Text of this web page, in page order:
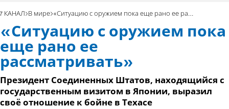
7 КАНАЛ В мире «Ситуацию с оружием пока еще рано ее рассматривать»
«Ситуацию с оружием пока
еще рано ее
рассматривать»
Президент Соединенных Штатов, находящийся с
государственным визитом в Японии, выразил
своё отношение к бойне в Техасе